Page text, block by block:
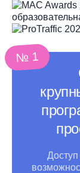
№ 1